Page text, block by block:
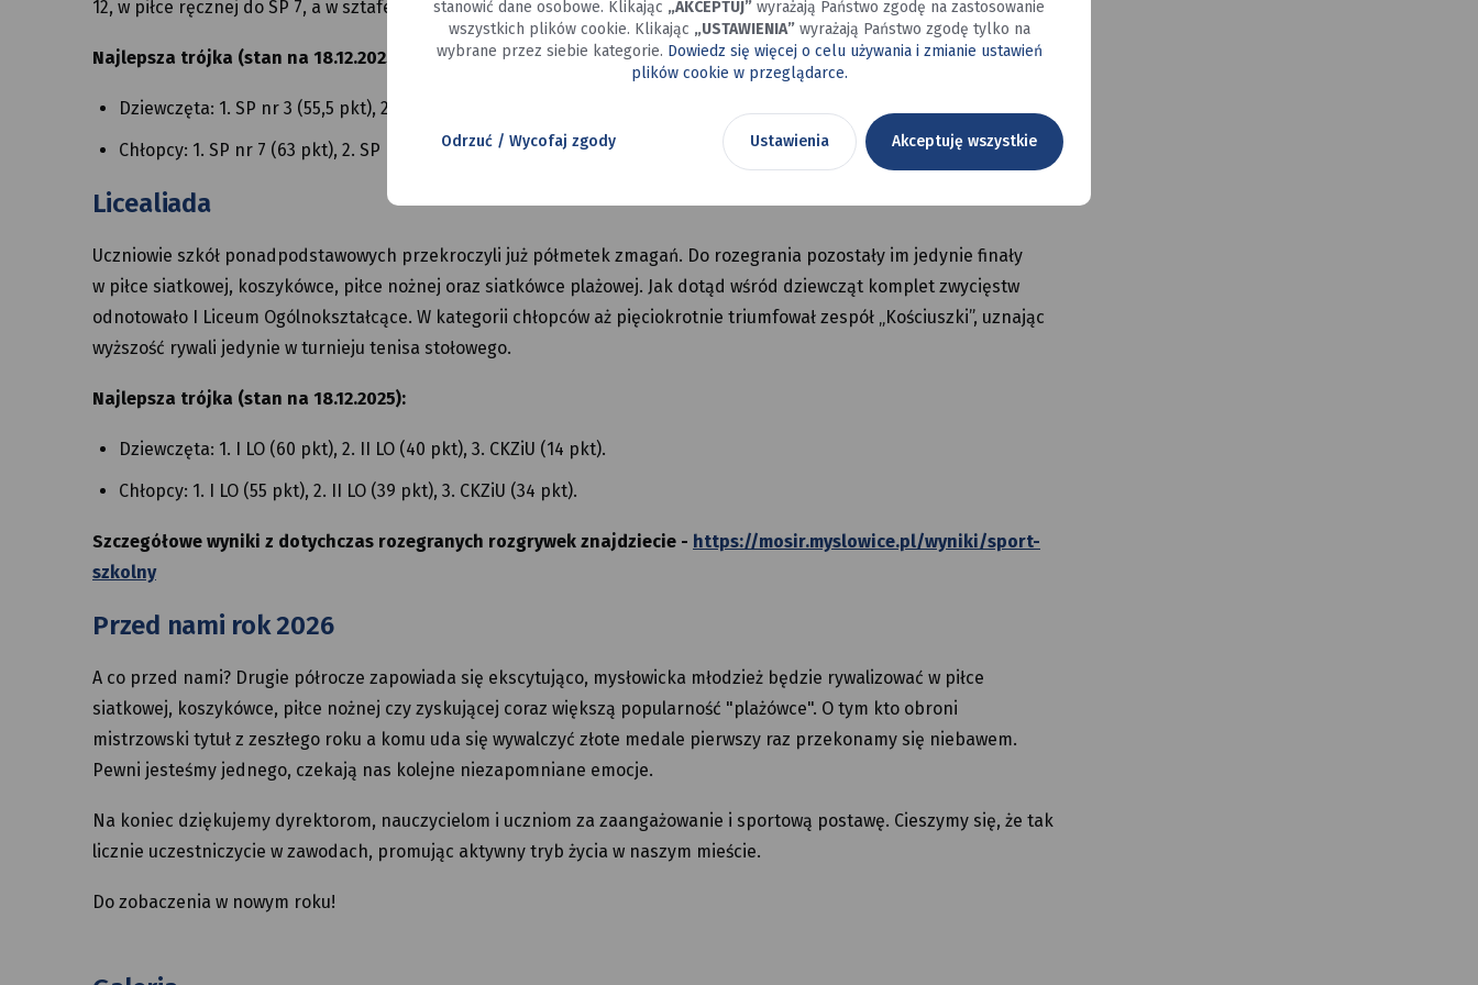
12, w piłce ręcznej do SP 7, a w sztafecie przełajowej do SP 15.
Najlepsza trójka (stan na 18.12.2025):
Dziewczęta: 1. SP nr 3 (55,5 pkt), 2. SP Sportowa (55 pkt), 3. SP nr 13 (53 pkt).
Chłopcy: 1. SP nr 7 (63 pkt), 2. SP nr 17 (62 pkt), 3. SP nr 13 (50 pkt).
Licealiada
Uczniowie szkół ponadpodstawowych przekroczyli już półmetek zmagań. Do rozegrania pozostały im jedynie finały
w piłce siatkowej, koszykówce, piłce nożnej oraz siatkówce plażowej. Jak dotąd wśród dziewcząt komplet zwycięstw
odnotowało I Liceum Ogólnokształcące. W kategorii chłopców aż pięciokrotnie triumfował zespół „Kościuszki”, uznając
wyższość rywali jedynie w turnieju tenisa stołowego.
Najlepsza trójka (stan na 18.12.2025):
Dziewczęta: 1. I LO (60 pkt), 2. II LO (40 pkt), 3. CKZiU (14 pkt).
Chłopcy: 1. I LO (55 pkt), 2. II LO (39 pkt), 3. CKZiU (34 pkt).
Szczegółowe wyniki z dotychczas rozegranych rozgrywek znajdziecie - https://mosir.myslowice.pl/wyniki/sport-
szkolny
Przed nami rok 2026
A co przed nami? Drugie półrocze zapowiada się ekscytująco, mysłowicka młodzież będzie rywalizować w piłce
siatkowej, koszykówce, piłce nożnej czy zyskującej coraz większą popularność "plażówce". O tym kto obroni
mistrzowski tytuł z zeszłego roku a komu uda się wywalczyć złote medale pierwszy raz przekonamy się niebawem.
Pewni jesteśmy jednego, czekają nas kolejne niezapomniane emocje.
Na koniec dziękujemy dyrektorom, nauczycielom i uczniom za zaangażowanie i sportową postawę. Cieszymy się, że tak
licznie uczestniczycie w zawodach, promując aktywny tryb życia w naszym mieście.
Do zobaczenia w nowym roku!
stanowić dane osobowe. Klikając „AKCEPTUJ” wyrażają Państwo zgodę na zastosowanie
wszystkich plików cookie. Klikając „USTAWIENIA”wyrażają Państwo zgodę tylko na
wybrane przez siebie kategorie. Dowiedz się więcej o celu używania i zmianie ustawień
plików cookie w przeglądarce.
Odrzuć / Wycofaj zgody Ustawienia Akceptuję wszystkie